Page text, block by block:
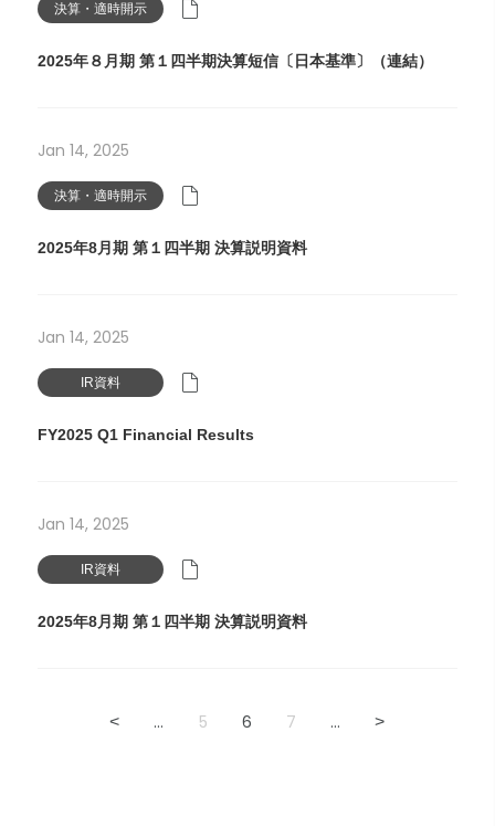
決算・適時開示
2025年８月期 第１四半期決算短信〔日本基準〕（連結）
Jan 14, 2025
決算・適時開示
2025年8月期 第１四半期 決算説明資料
Jan 14, 2025
IR資料
FY2025 Q1 Financial Results
Jan 14, 2025
IR資料
2025年8月期 第１四半期 決算説明資料
< ... 5 6 7 ... >